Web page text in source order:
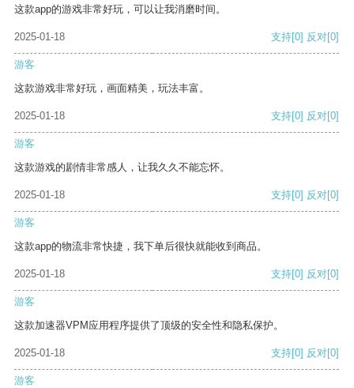
这款app的游戏非常好玩，可以让我消磨时间。
2025-01-18 支持[0] 反对[0]
游客
这款游戏非常好玩，画面精美，玩法丰富。
2025-01-18 支持[0] 反对[0]
游客
这款游戏的剧情非常感人，让我久久不能忘怀。
2025-01-18 支持[0] 反对[0]
游客
这款app的物流非常快捷，我下单后很快就能收到商品。
2025-01-18 支持[0] 反对[0]
游客
这款加速器VPM应用程序提供了顶级的安全性和隐私保护。
2025-01-18 支持[0] 反对[0]
游客